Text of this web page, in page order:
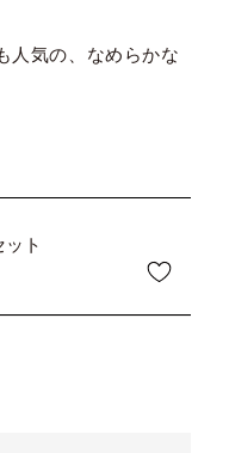
人気の、なめらかな
ト